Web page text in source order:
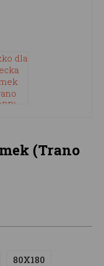
(Trano
80X180